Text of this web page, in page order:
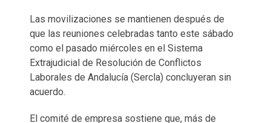
Las movilizaciones se mantienen después de
que las reuniones celebradas tanto este sábado
como el pasado miércoles en el Sistema
Extrajudicial de Resolución de Conflictos
Laborales de Andalucía (Sercla) concluyeran sin
acuerdo.
El comité de empresa sostiene que, más de